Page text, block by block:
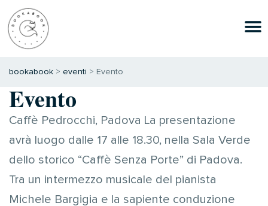
bookabook > eventi > Evento
Evento
Caffè Pedrocchi, Padova La presentazione
avrà luogo dalle 17 alle 18.30, nella Sala Verde
dello storico “Caffè Senza Porte” di Padova.
Tra un intermezzo musicale del pianista
Michele Bargigia e la sapiente conduzione